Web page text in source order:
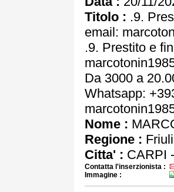
Titolo : .9.
email:
.9. Prestito e
Da 3000 a
Whatsapp:
Nome :
Regione :
Citta' : CARPI
Contatta l'inserzionista :
Immagine :